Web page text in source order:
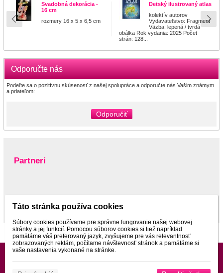
Svadobná dekorácia -
16 cm
rozmery 16 x 5 x 6,5 cm
Detský ilustrovaný atlas
kolektív autorov
Vydavateľstvo: Fragment
Väzba: lepená / tvrdá
obálka Rok vydania: 2025 Počet
strán: 128...
Odporučte nás
Podeľte sa o pozitívnu skúsenosť z našej spolupráce a odporučte nás Vašim známym
a priateľom:
Odporučiť
Partneri
Táto stránka používa cookies
Súbory cookies používame pre správne fungovanie našej webovej
stránky a jej funkcií. Pomocou súborov cookies si tiež napríklad
pamätáme váš preferovaný jazyk, zvyšujeme pre vás relevantnosť
zobrazovaných reklám, počítame návštevnosť stránok a pamätáme si
vaše nastavenia vykonané na stránke.